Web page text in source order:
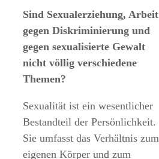
Sind Sexualerziehung, Arbeit
gegen Diskriminierung und
gegen sexualisierte Gewalt
nicht völlig verschiedene
Themen?
Sexualität ist ein wesentlicher
Bestandteil der Persönlichkeit.
Sie umfasst das Verhältnis zum
eigenen Körper und zum